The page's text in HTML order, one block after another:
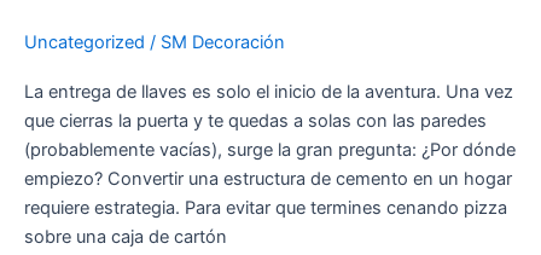
Uncategorized / SM Decoración
La entrega de llaves es solo el inicio de la aventura. Una vez
que cierras la puerta y te quedas a solas con las paredes
(probablemente vacías), surge la gran pregunta: ¿Por dónde
empiezo? Convertir una estructura de cemento en un hogar
requiere estrategia. Para evitar que termines cenando pizza
sobre una caja de cartón
De
decoración
a
los
suministros
básicos